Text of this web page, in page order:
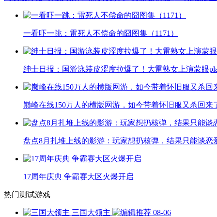
一看吓一跳：雷死人不偿命的囧图集（1171）
绅士日报：国游泳装皮涩度拉爆了！大雷熟女上演蒙眼
巅峰在线150万人的横版网游，如今带着怀旧服又杀回来
盘点8月扎堆上线的影游：玩家想扔核弹，结果只能谈恋
17周年庆典 争霸赛大区火爆开启
热门测试游戏
三国大领主
08-06